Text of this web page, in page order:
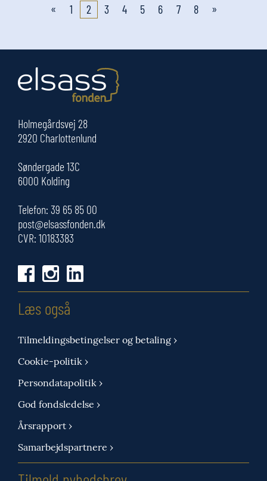
« 1 2 3 4 5 6 7 8 »
Holmegårdsvej 28
2920 Charlottenlund
Søndergade 13C
6000 Kolding
Telefon: 39 65 85 00
post@elsassfonden.dk
CVR: 10183383
Læs også
Tilmeldingsbetingelser og betaling ›
Cookie-politik ›
Persondatapolitik ›
God fondsledelse ›
Årsrapport ›
Samarbejdspartnere ›